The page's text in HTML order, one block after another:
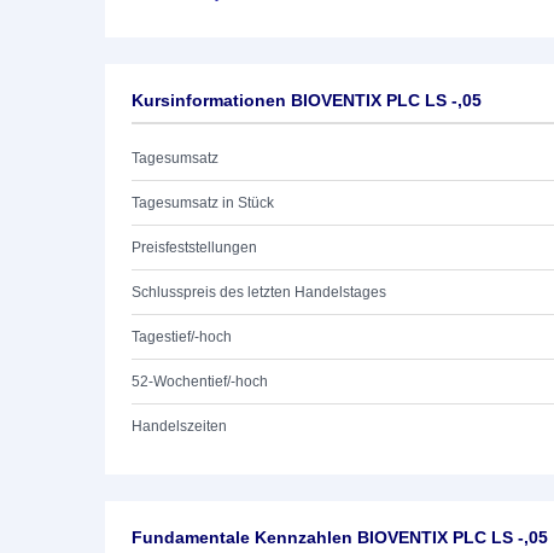
Kursinformationen BIOVENTIX PLC LS -,05
Tagesumsatz
Tagesumsatz in Stück
Preisfeststellungen
Schlusspreis des letzten Handelstages
Tagestief/-hoch
52-Wochentief/-hoch
Handelszeiten
Fundamentale Kennzahlen BIOVENTIX PLC LS -,05